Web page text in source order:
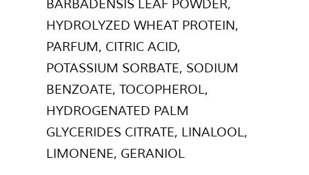
BARBADENSIS LEAF POWDER,
HYDROLYZED WHEAT PROTEIN,
PARFUM, CITRIC ACID,
POTASSIUM SORBATE, SODIUM
BENZOATE, TOCOPHEROL,
HYDROGENATED PALM
GLYCERIDES CITRATE, LINALOOL,
LIMONENE, GERANIOL